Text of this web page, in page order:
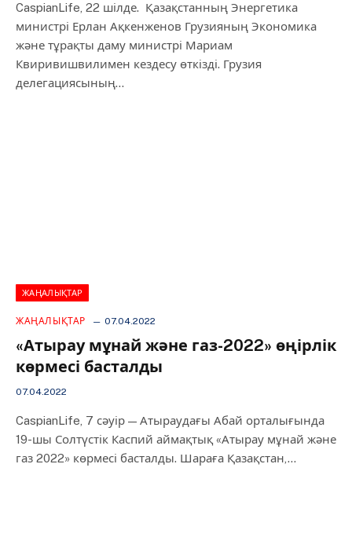
CaspianLife, 22 шілде. Қазақстанның Энергетика
министрі Ерлан Ақкенженов Грузияның Экономика
және тұрақты даму министрі Мариам
Квиривишвилимен кездесу өткізді. Грузия
делегациясының…
ЖАҢАЛЫҚТАР
ЖАҢАЛЫҚТАР 07.04.2022
«Атырау мұнай және газ-2022» өңірлік
көрмесі басталды
07.04.2022
CaspianLife, 7 сәуір — Атыраудағы Абай орталығында
19-шы Солтүстік Каспий аймақтық «Атырау мұнай және
газ 2022» көрмесі басталды. Шараға Қазақстан,…